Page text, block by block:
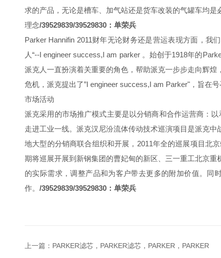
求的产品，无论是槽车、加气站还是货车改装的气罐车均是
理念/39529839/39529830：单荣兵
Parker Hannifin 2011财年无论财务还是营运表现方面，
人“--I engineer success,I am parker 。始创于1918年的
派克人一直扮演着关重要的角色，帮助派克一步步走向辉
危机，派克提出了”I engineer success,I am Parker"，旨在
市场活动
派克采用的市场推广模式主要是以分销商和合作运营商：
走进工业一线。派克汉尼汾流体传动技术巡演项目是派克
地大型的分销商联合组织和开展，2011年全的巡展项目北
期将巡展开展到新钢集团的曹妃甸的新区、三一重工北京
的实际需求，调整产品和为客户带去更多的附加价值。同
作。 /39529839/39529830：单荣兵
上一篇： PARKER滤芯，PARKER滤芯，PARKER，PARKER